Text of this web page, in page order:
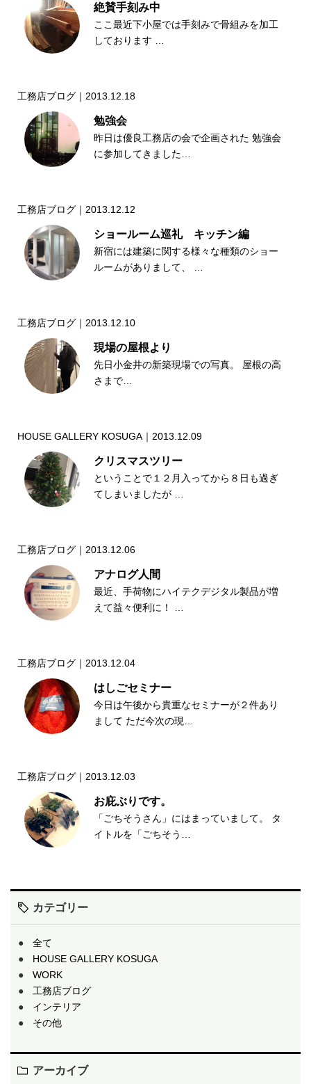
絶賛手刻み中
ここ最近下小屋では手刻みで骨組みを加工
工務店ブログ｜2013.12.18
勉強会
昨日は優良工務店の会で企画された 勉強会
に参加してきました…
工務店ブログ｜2013.12.12
ショールーム巡礼 キッチン編
新宿には建築に関する様々な種類のショー
ルームがありまして、 …
工務店ブログ｜2013.12.10
現場の屋根より
先日小金井の新築現場での写真。 屋根の高
さまで…
HOUSE GALLERY KOSUGA｜2013.12.09
クリスマスツリー
ということで１２月入ってから８日も過ぎ
工務店ブログ｜2013.12.06
アナログ人間
最近、手荷物にハイテクデジタル製品が増
工務店ブログ｜2013.12.04
はしごセミナー
今日は午後から貴重なセミナーが２件あり
まして ただ今次の現…
工務店ブログ｜2013.12.03
お庇ぶりです。
「ごちそうさん」にはまっていまして。 タ
イトルを「ごちそう…
カテゴリー
全て
HOUSE GALLERY KOSUGA
WORK
工務店ブログ
インテリア
その他
アーカイブ